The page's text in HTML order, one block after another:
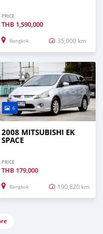
PRICE
THB 1,590,000
Bangkok 35,000 km
6
2008 MITSUBISHI EK
SPACE
PRICE
THB 179,000
Bangkok 190,820 km